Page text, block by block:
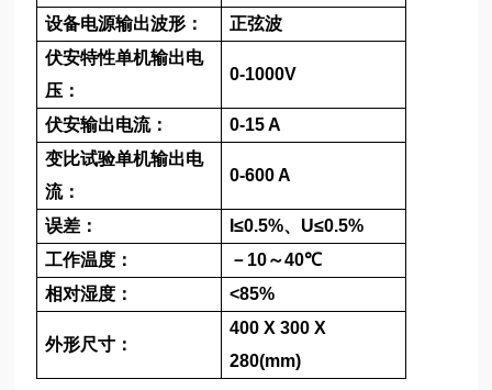
设备电源输出波形：
正弦波
伏安特性单机输出电
压：
0-1000V
伏安输出电流：
0-15 A
变比试验单机输出电
流：
0-600 A
误差： I≤0.5%、 U≤0.5%
工作温度：
－ 10～40℃
相对湿度：
<85%
外形尺寸：
400 X 300 X
280(mm)